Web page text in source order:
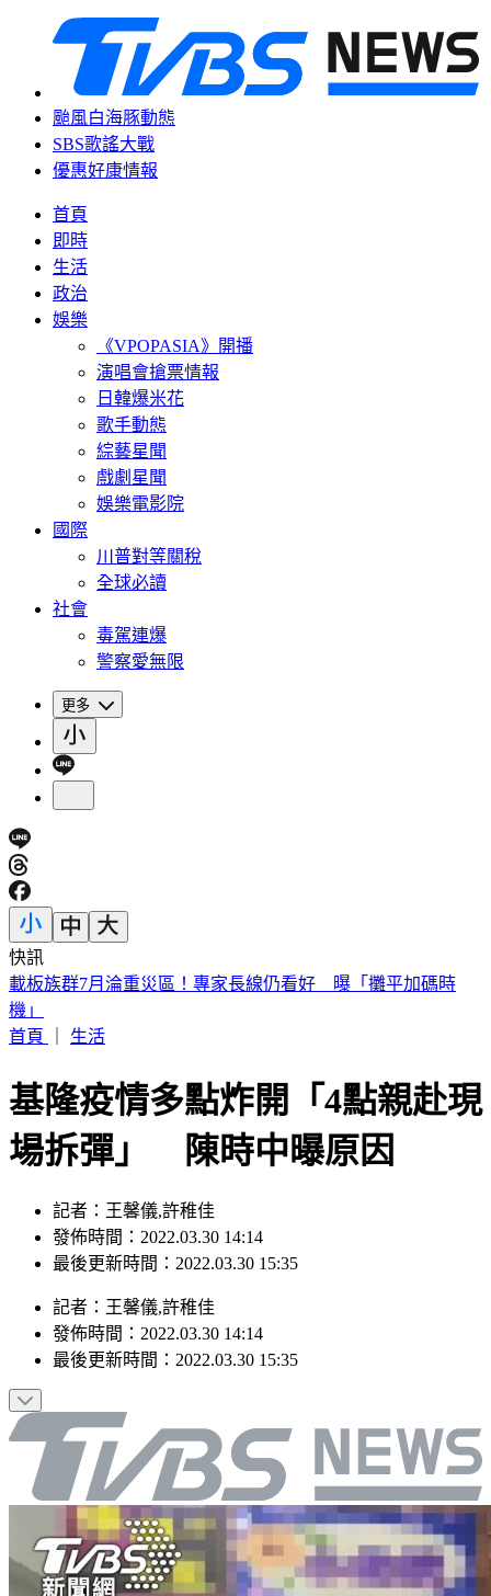
颱風白海豚動態
SBS歌謠大戰
優惠好康情報
首頁
即時
生活
政治
娛樂
《VPOPASIA》開播
演唱會搶票情報
日韓爆米花
歌手動態
綜藝星聞
戲劇星聞
娛樂電影院
國際
川普對等關稅
全球必讀
社會
毒駕連爆
警察愛無限
更多
快訊
國防預算創新高！明年度突破1.1兆元 目標達GDP3％
首頁
基隆疫情多點炸開「4點親赴現
場拆彈」 陳時中曝原因
發佈時間：2022.03.30 14:14
最後更新時間：2022.03.30 15:35
發佈時間：2022.03.30 14:14
最後更新時間：2022.03.30 15:35